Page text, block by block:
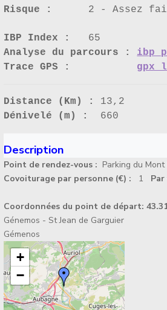
Risque :
2 - Assez
IBP Index : 65
Analyse du parcours :
ibp
Trace GPS : gpx
Distance (Km) : 13,2
Dénivelé (m) : 660
Description
Point de rendez-vous : Parking du Mont
Covoiturage par personne (€) : 1
Coordonnées du point de départ:
Génemos - St Jean de Garguier
Gémenos
+
−